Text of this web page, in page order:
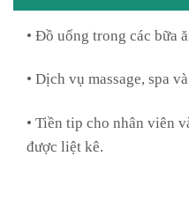
• Đồ uống trong các bữa
• Dịch vụ massage, spa
• Tiền tip cho nhân viên
được liệt kê.